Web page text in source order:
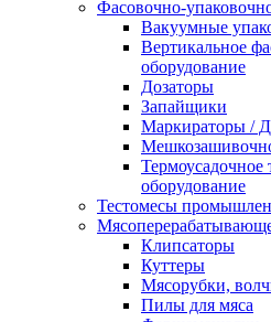
Фасовочно-
Вакуумные
Вертикальное
оборудование
Дозаторы
Запайщики
Маркираторы /
Термоусадочное
оборудование
Тестомесы
Клипсаторы
Куттеры
Мясорубки,
Пилы для мяса